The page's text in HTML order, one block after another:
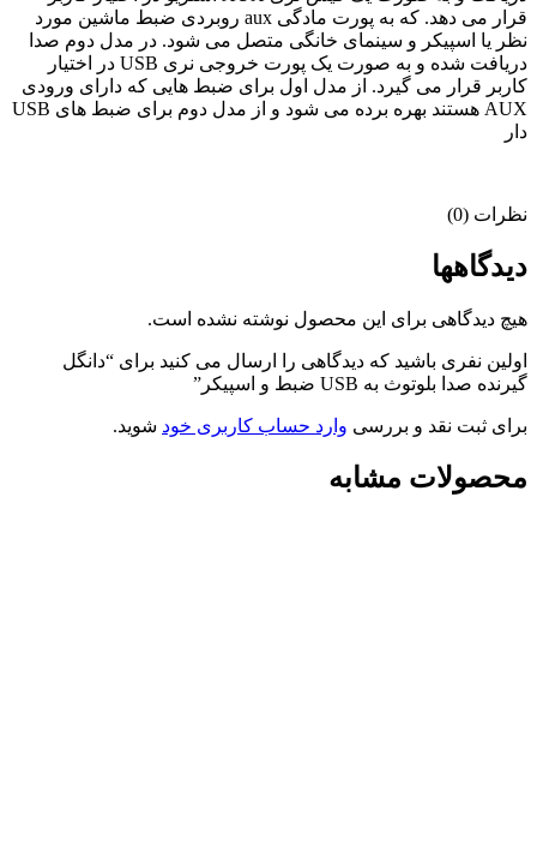
قرار می دهد. که به پورت مادگی aux روبردی ضبط ماشین مورد
نظر یا اسپیکر و سینمای خانگی متصل می شود. در مدل دوم صدا
دریافت شده و به صورت یک پورت خروجی نری USB در اختیار
کاربر قرار می گیرد. از مدل اول برای ضبط هایی که دارای ورودی
AUX هستند بهره برده می شود و از مدل دوم برای ضبط های USB
دار
نظرات (0)
دیدگاهها
هیچ دیدگاهی برای این محصول نوشته نشده است.
اولین نفری باشید که دیدگاهی را ارسال می کنید برای “دانگل
گیرنده صدا بلوتوث به USB ضبط و اسپیکر”
برای ثبت نقد و بررسی وارد حساب کاربری خود شوید.
محصولات مشابه